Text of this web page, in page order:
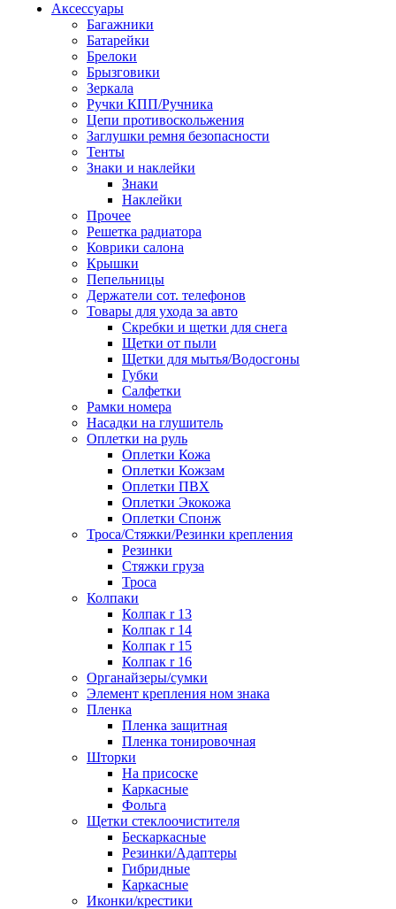
Аксессуары
Багажники
Батарейки
Брелоки
Брызговики
Зеркала
Ручки КПП/Ручника
Цепи противоскольжения
Заглушки ремня безопасности
Тенты
Знаки и наклейки
Знаки
Наклейки
Прочее
Решетка радиатора
Коврики салона
Крышки
Пепельницы
Держатели сот. телефонов
Товары для ухода за авто
Скребки и щетки для снега
Щетки от пыли
Щетки для мытья/Водосгоны
Губки
Салфетки
Рамки номера
Насадки на глушитель
Оплетки на руль
Оплетки Кожа
Оплетки Кожзам
Оплетки ПВХ
Оплетки Экокожа
Оплетки Спонж
Троса/Стяжки/Резинки крепления
Резинки
Стяжки груза
Троса
Колпаки
Колпак r 13
Колпак r 14
Колпак r 15
Колпак r 16
Органайзеры/сумки
Элемент крепления ном знака
Пленка
Пленка защитная
Пленка тонировочная
Шторки
На присоске
Каркасные
Фольга
Щетки стеклоочистителя
Бескаркасные
Резинки/Адаптеры
Гибридные
Каркасные
Иконки/крестики